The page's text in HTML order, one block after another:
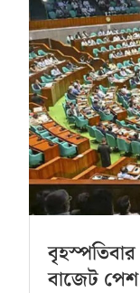
বাজেট পেশ